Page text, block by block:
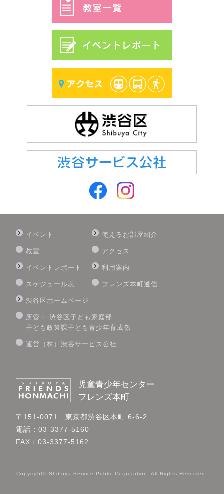
イベント
教室
イベントレポート
スケジュール表
使えるお部屋紹介
アクセス
利用案内
フレンズ本町通信
渋谷区ホームページ
所管： 渋谷区子ども家庭部
子ども政策課子ども青少年育成係
運営（株）渋谷サービス公社
児童青少年センター
フレンズ本町
〒151-0071 東京都渋谷区本町 6-6-2
電話：03-3377-5160
FAX：03-3377-5162
Copyright© Shibuya Service Public Corporation. All Rights Reserved.